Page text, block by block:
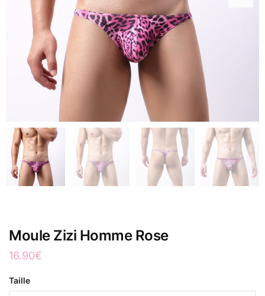
Moule Zizi Homme Rose
16.90€
Taille